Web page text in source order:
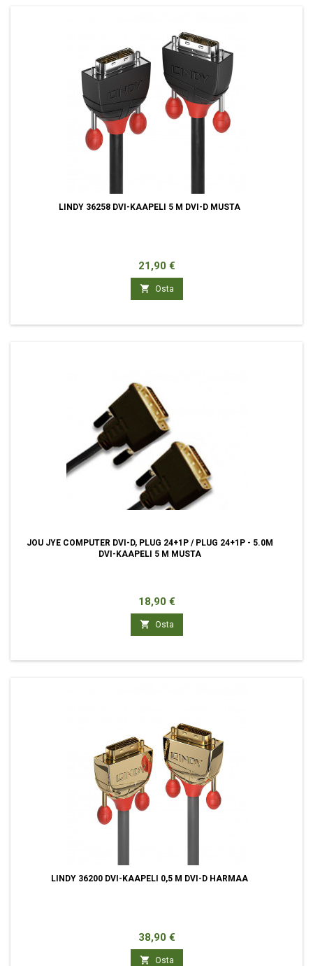
LINDY 36258 DVI-KAAPELI 5 M DVI-D MUSTA
Hinta
21,90 €
 Osta
JOU JYE COMPUTER DVI-D, PLUG 24+1P / PLUG 24+1P - 5.0M
DVI-KAAPELI 5 M MUSTA
Hinta
18,90 €
 Osta
LINDY 36200 DVI-KAAPELI 0,5 M DVI-D HARMAA
Hinta
38,90 €
 Osta